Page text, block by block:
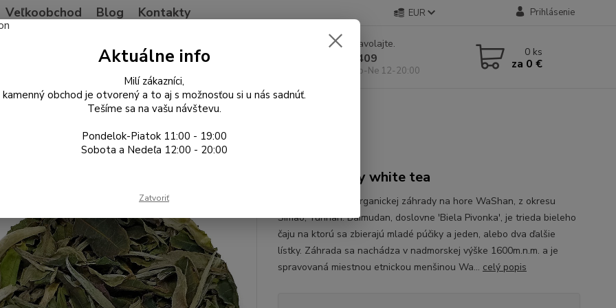
Veľkoobchod Blog Kontakty EUR Prihlásenie
Hľadať
Neviete si rady? Zavolajte.
+421 904 546 409
Po-Pia 11-19:00, So-Ne 12-20:00
0 ks
za 0 €
WaShan Baimudan 2025
Baimudan 2025
Yunnan Peony white tea
Čínsky biely čaj z organickej záhrady na hore WaShan, z okresu
Simao, Yunnan. Baimudan, doslovne 'Biela Pivonka', je trieda bieleho
čaju na ktorú sa zbierajú mladé púčiky a jeden, alebo dva ďalšie
lístky. Záhrada sa nachádza v nadmorskej výške 1600m.n.m. a je
spravovaná miestnou etnickou menšinou Wa... celý popis
Aktuálne info
Milí zákazníci,
kamenný obchod je otvorený a to aj s možnosťou si u nás sadnúť.
Tešíme sa na vašu návštevu.
Pondelok-Piatok 11:00 - 19:00
Sobota a Nedeľa 12:00 - 20:00
Zatvoriť